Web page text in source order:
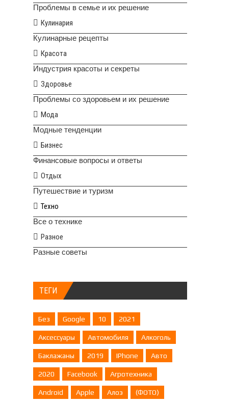
Проблемы в семье и их решение
Кулинария
Кулинарные рецепты
Красота
Индустрия красоты и секреты
Здоровье
Проблемы со здоровьем и их решение
Мода
Модные тенденции
Бизнес
Финансовые вопросы и ответы
Отдых
Путешествие и туризм
Техно
Все о технике
Разное
Разные советы
ТЕГИ
Без Google 10 2021
Аксессуары Автомобиля Алкоголь
Баклажаны 2019 IPhone Авто
2020 Facebook Агротехника
Android Apple Алоэ (ФОТО)